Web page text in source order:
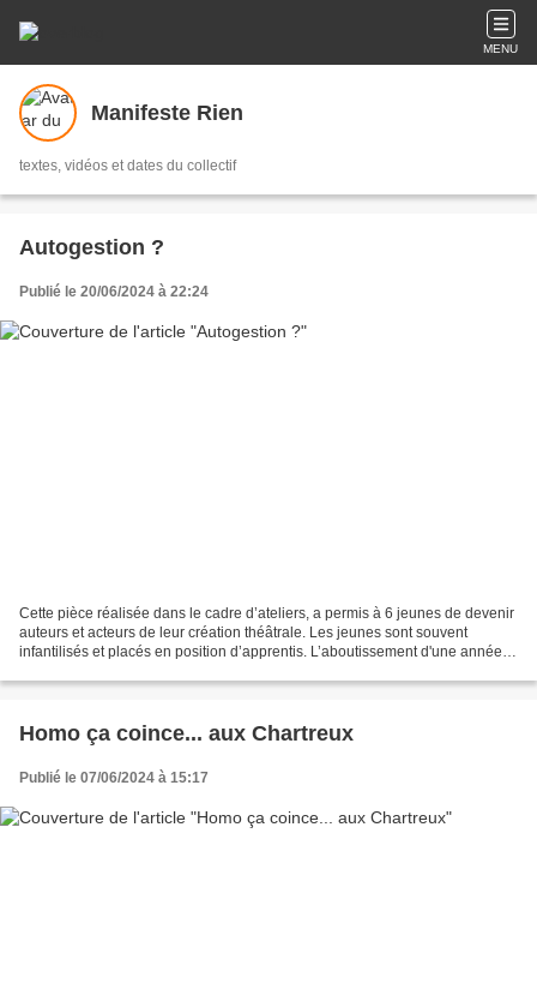
MENU
Manifeste Rien
textes, vidéos et dates du collectif
Autogestion ?
Publié le 20/06/2024 à 22:24
Cette pièce réalisée dans le cadre d’ateliers, a permis à 6 jeunes de devenir
auteurs et acteurs de leur création théâtrale. Les jeunes sont souvent
infantilisés et placés en position d’apprentis. L’aboutissement d'une année
Homo ça coince... aux Chartreux
Publié le 07/06/2024 à 15:17